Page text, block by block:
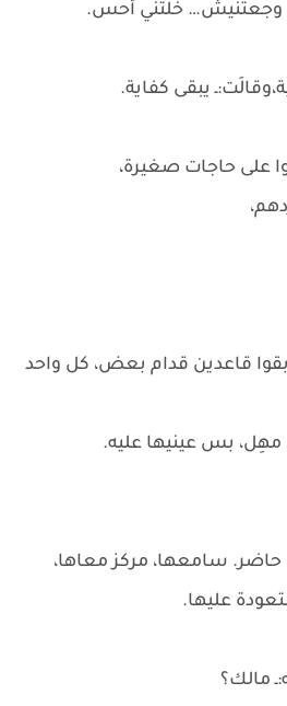
وجعتنيش… خلتني أحس.
يبقى كفاية.
على حاجات صغيرة،
قاعدين قدام بعض، كل واحد
بس عينيها عليه.
سامعها، مركز معاها،
عليها.
مالك؟